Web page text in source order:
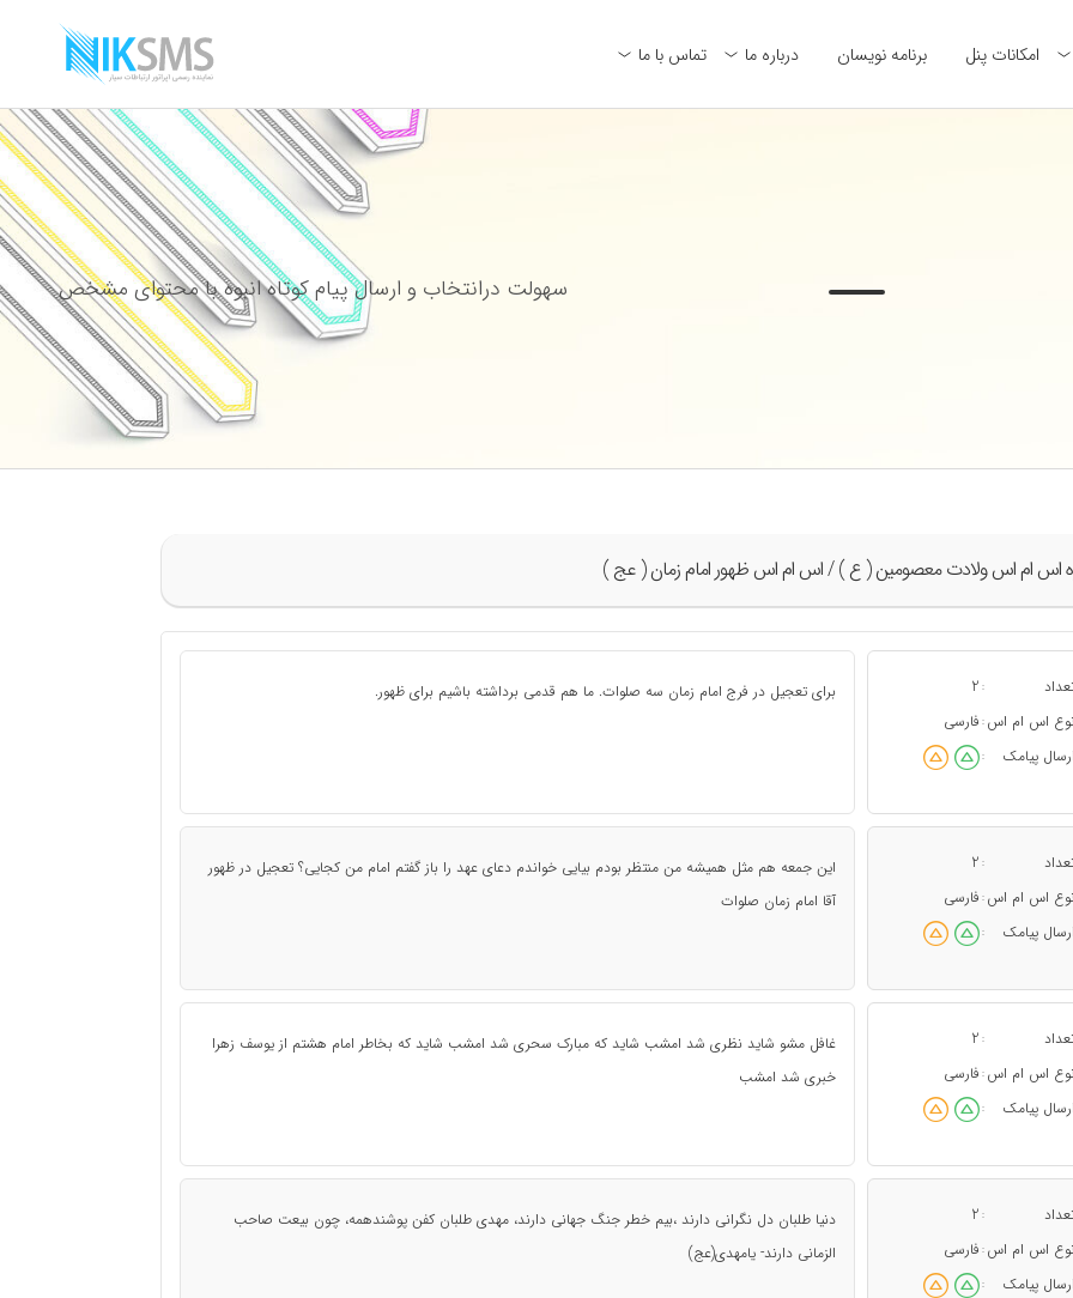
امکانات پنل برنامه نویسان درباره ما تماس با ما
سهولت درانتخاب و ارسال پیام کوتاه انبوه با محتوای مشخص
اس ام اس ولادت معصومین ( ع ) / اس ام اس ظهور امام زمان ( عج )
:
2
نوع اس ام اس : فارسی
ارسال پیامک
:
برای تعجیل در فرج امام زمان سه صلوات. ما هم قدمی برداشته باشیم برای ظهور.
:
2
نوع اس ام اس : فارسی
ارسال پیامک
:
این جمعه هم مثل همیشه من منتظر بودم بیایی خواندم دعای عهد را باز گفتم امام من کجایی؟ تعجیل در ظهور
آقا امام زمان صلوات
:
2
نوع اس ام اس : فارسی
ارسال پیامک
:
غافل مشو شاید نظری شد امشب شاید که مبارک سحری شد امشب شاید که بخاطر امام هشتم از یوسف زهرا
خبری شد امشب
:
2
نوع اس ام اس : فارسی
ارسال پیامک
:
دنیا طلبان دل نگرانی دارند ،بیم خطر جنگ جهانی دارند، مهدی طلبان کفن پوشندهمه، چون بیعت صاحب
الزمانی دارند- یامهدی(عج)